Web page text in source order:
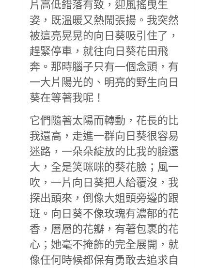
片高低錯落有致，迎風搖曳生
姿，既溫暖又熱鬧張揚。我突然
被這亮晃晃的向日葵吸引住了，
趕緊停車，就往向日葵花田飛
奔。那時腦子只有一個念頭，有
一大片陽光的、明亮的野生向日
葵在等著我呢！
它們隨著太陽而轉動，花長的比
我還高，走進一群向日葵很容易
迷路，一朵朵綻放的比我的臉還
大，全是笑咪咪的葵花臉；風一
吹，一片向日葵把人給覆沒，我
探出頭來，倒像大姐頭旁邊的跟
班。向日葵不像玫瑰有濃郁的花
香，層層的花瓣，有著包裹的花
心；她毫不掩飾的完全展開，就
像任何時候都保有勇敢去追求自